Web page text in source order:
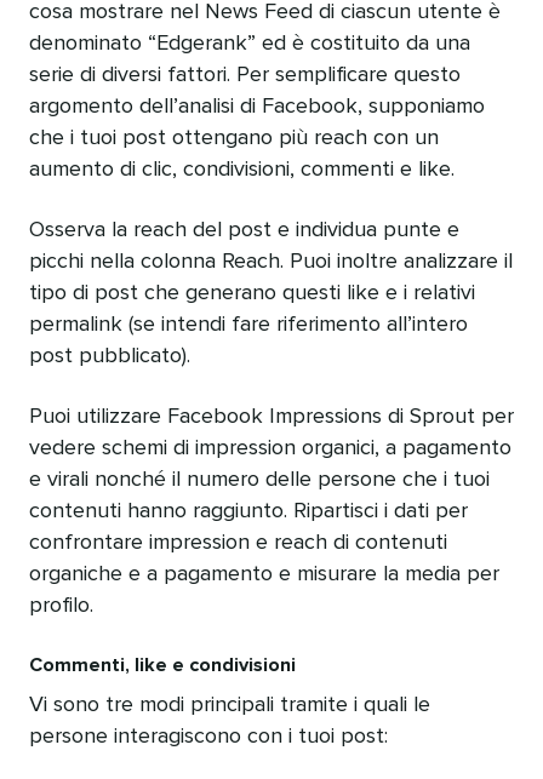
cosa mostrare nel News Feed di ciascun utente è
denominato “Edgerank” ed è costituito da una
serie di diversi fattori. Per semplificare questo
argomento dell’analisi di Facebook, supponiamo
che i tuoi post ottengano più reach con un
aumento di clic, condivisioni, commenti e like.
Osserva la reach del post e individua punte e
picchi nella colonna Reach. Puoi inoltre analizzare il
tipo di post che generano questi like e i relativi
permalink (se intendi fare riferimento all’intero
post pubblicato).
Puoi utilizzare Facebook Impressions di Sprout per
vedere schemi di impression organici, a pagamento
e virali nonché il numero delle persone che i tuoi
contenuti hanno raggiunto. Ripartisci i dati per
confrontare impression e reach di contenuti
organiche e a pagamento e misurare la media per
profilo.
Commenti, like e condivisioni
Vi sono tre modi principali tramite i quali le
persone interagiscono con i tuoi post: